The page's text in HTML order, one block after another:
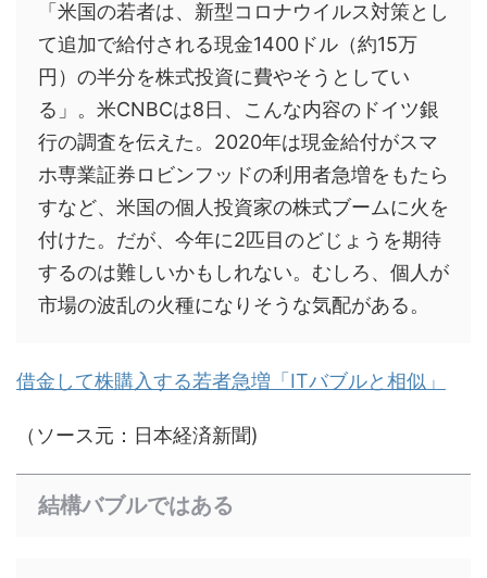
「米国の若者は、新型コロナウイルス対策とし
て追加で給付される現金1400ドル（約15万
円）の半分を株式投資に費やそうとしてい
る」。米CNBCは8日、こんな内容のドイツ銀
行の調査を伝えた。2020年は現金給付がスマ
ホ専業証券ロビンフッドの利用者急増をもたら
すなど、米国の個人投資家の株式ブームに火を
付けた。だが、今年に2匹目のどじょうを期待
するのは難しいかもしれない。むしろ、個人が
市場の波乱の火種になりそうな気配がある。
借金して株購入する若者急増「ITバブルと相似」
（ソース元：日本経済新聞)
結構バブルではある